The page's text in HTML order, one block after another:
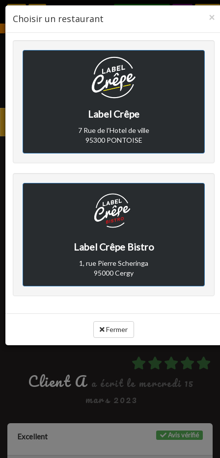
LABEL CRÊPE
Client A
a écrit le vendredi 17
mars 2023
-
Rapport qualité / prix :
-
Service :
Client A a écrit le mercredi 15
mars 2023
Avis vérifié
Excellent
×
Choisir un restaurant
Label Crêpe
7 Rue de l'Hotel de ville
95300 PONTOISE
Label Crêpe Bistro
1, rue Pierre Scheringa
95000 Cergy
Fermer